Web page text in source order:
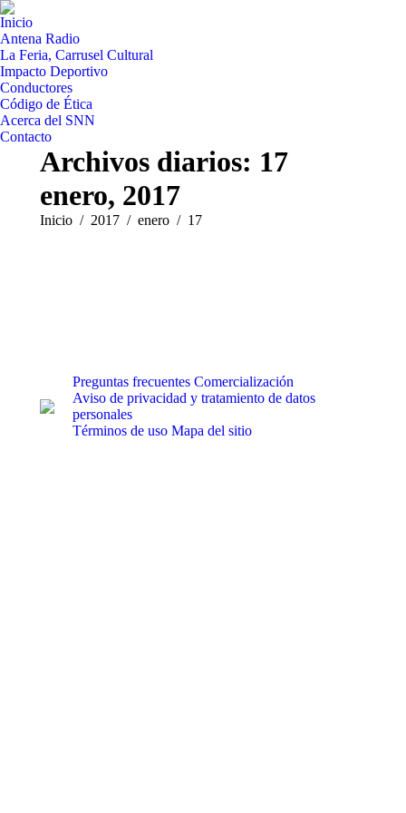
Inicio
Antena Radio
La Feria, Carrusel Cultural
Impacto Deportivo
Conductores
Código de Ética
Acerca del SNN
Contacto
Archivos diarios: 17
enero, 2017
Estás aquí:
Inicio 2017 enero 17
Preguntas frecuentes Comercialización
Aviso de privacidad y tratamiento de datos
personales
Términos de uso Mapa del sitio